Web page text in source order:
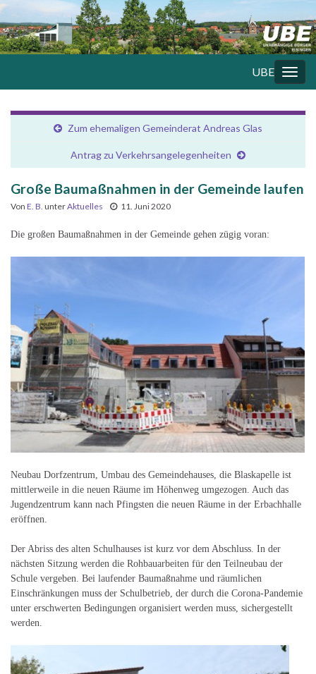
UBE
Zum ehemaligen Gemeinderat Andreas Glas
Antrag zu Verkehrsangelegenheiten
Große Baumaßnahmen in der Gemeinde laufen
Von E. B. unterAktuelles 11. Juni 2020
Die großen Baumaßnahmen in der Gemeinde gehen zügig voran:
Neubau Dorfzentrum, Umbau des Gemeindehauses, die Blaskapelle ist
mittlerweile in die neuen Räume im Höhenweg umgezogen. Auch das
Jugendzentrum kann nach Pfingsten die neuen Räume in der Erbachhalle
eröffnen.
Der Abriss des alten Schulhauses ist kurz vor dem Abschluss. In der
nächsten Sitzung werden die Rohbauarbeiten für den Teilneubau der
Schule vergeben. Bei laufender Baumaßnahme und räumlichen
Einschränkungen muss der Schulbetrieb, der durch die Corona-Pandemie
unter erschwerten Bedingungen organisiert werden muss, sichergestellt
werden.